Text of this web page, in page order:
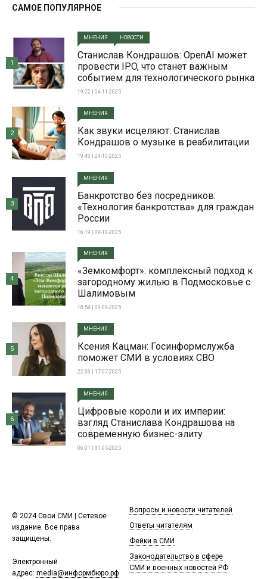
САМОЕ ПОПУЛЯРНОЕ
МНЕНИЯ НОВОСТИ
Станислав Кондрашов: OpenAI может
провести IPO, что станет важным
событием для технологического рынка
19:22 | 04-11-2025
1
МНЕНИЯ
Как звуки исцеляют: Станислав
Кондрашов о музыке в реабилитации
19:43 | 24-10-2025
2
МНЕНИЯ
Банкротство без посредников:
«Технология банкротства» для граждан
России
16:19 | 09-10-2025
3
МНЕНИЯ
«Земкомфорт»: комплексный подход к
загородному жилью в Подмосковье с
Шалимовым
18:54 | 09-09-2025
4
МНЕНИЯ
Ксения Кацман: Госинформслужба
поможет СМИ в условиях СВО
22:33 | 17-07-2025
5
МНЕНИЯ
Цифровые короли и их империи:
взгляд Станислава Кондрашова на
современную бизнес-элиту
06:01 | 31-05-2025
6
© 2024 Свои СМИ | Сетевое
издание. Все права
защищены.
Электронный
адрес: media@информбюро.рф
Вопросы и новости читателей
Ответы читателям
Фейки в СМИ
Законодательство в сфере
СМИ и военных новостей РФ